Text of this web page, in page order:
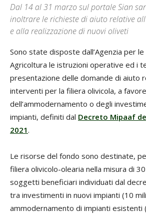
Dal 14 al 31 marzo sul portale Sian
inoltrare le richieste di aiuto relative
e alla realizzazione di nuovi oliveti
Sono state disposte dall’Agenzia per le
Agricoltura le istruzioni operative ed i
presentazione delle domande di aiuto
interventi per la filiera olivicola, a favore
dell’ammodernamento o degli
impianti, definiti dal Decreto Mipaaf
2021 .
Le risorse del fondo sono destinate,
filiera olivicolo-olearia nella misura di
soggetti beneficiari individuati dal
tra investimenti in nuovi impianti (10
ammodernamento di impianti esistenti